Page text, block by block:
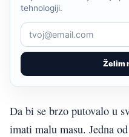
Želim
tehnologiji.
Da bi se brzo putovalo u
imati malu masu. Jedna